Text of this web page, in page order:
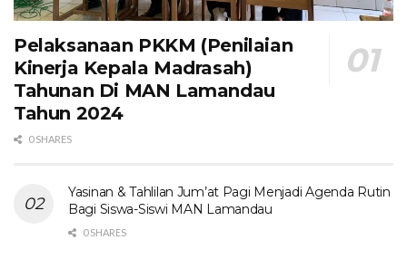
Pelaksanaan PKKM (Penilaian
Kinerja Kepala Madrasah)
Tahunan Di MAN Lamandau
Tahun 2024
0 SHARES
Yasinan & Tahlilan Jum’at Pagi Menjadi Agenda Rutin
Bagi Siswa-Siswi MAN Lamandau
0 SHARES